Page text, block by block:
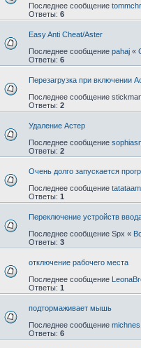
Последнее сообщение
Ответы: 6
Easy Anti Cheat/Aster⁠⁠
Последнее сообщение pahaj «
Ответы: 6
Перезагрузка при включении
Последнее сообщение
Ответы: 2
Удаление Астер
Последнее сообщение
Ответы: 2
Очень долго запускается
Последнее сообщение tatataam
Ответы: 1
Переключение устройств
Последнее сообщение Spx «
Ответы: 3
отключение рабочего места
Последнее сообщение
Ответы: 1
подтормаживает мышь
Последнее сообщение
Ответы: 6